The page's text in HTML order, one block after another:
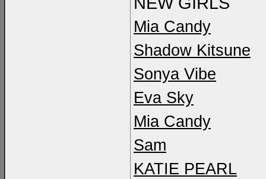
Mia Candy
Shadow Kitsune
Sonya Vibe
Eva Sky
Mia Candy
Sam
KATIE PEARL